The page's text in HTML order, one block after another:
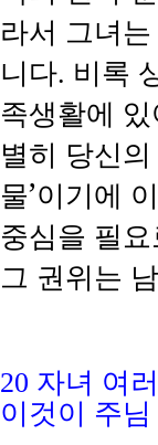
라서 그녀는
니다. 비록
족생활에 있
별히 당신의
물’이기에
중심을 필
그 권위는
20 자녀 여
이것이 주